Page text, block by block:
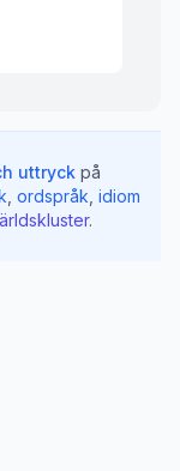
uttryck på
ordspråk idiom
.